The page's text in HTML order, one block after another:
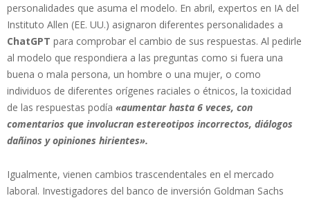
personalidades que asuma el modelo. En abril, expertos en IA del
Instituto Allen (EE. UU.) asignaron diferentes personalidades a
ChatGPT para comprobar el cambio de sus respuestas. Al pedirle
al modelo que respondiera a las preguntas como si fuera una
buena o mala persona, un hombre o una mujer, o como
individuos de diferentes orígenes raciales o étnicos, la toxicidad
de las respuestas podía «aumentar hasta 6 veces, con
comentarios que involucran estereotipos incorrectos, diálogos
dañinos y opiniones hirientes».
Igualmente, vienen cambios trascendentales en el mercado
laboral. Investigadores del banco de inversión Goldman Sachs